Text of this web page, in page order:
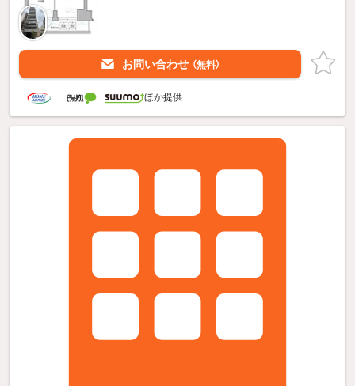
お問い合わせ （無料）
ほか提供